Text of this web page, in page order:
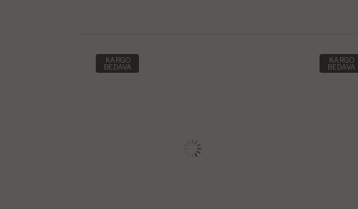
KARGO
BEDAVA
KARGO
BEDAVA